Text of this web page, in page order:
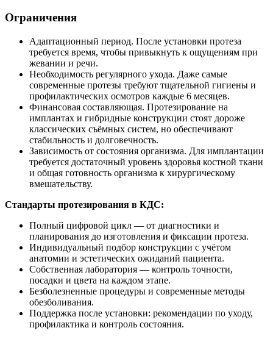
Ограничения
Адаптационный период. После установки протеза
требуется время, чтобы привыкнуть к ощущениям при
жевании и речи.
Необходимость регулярного ухода. Даже самые
современные протезы требуют тщательной гигиены и
профилактических осмотров каждые 6 месяцев.
Финансовая составляющая. Протезирование на
имплантах и гибридные конструкции стоят дороже
классических съёмных систем, но обеспечивают
стабильность и долговечность.
Зависимость от состояния организма. Для имплантации
требуется достаточный уровень здоровья костной ткани
и общая готовность организма к хирургическому
вмешательству.
Стандарты протезирования в КДС:
Полный цифровой цикл — от диагностики и
планирования до изготовления и фиксации протеза.
Индивидуальный подбор конструкции с учётом
анатомии и эстетических ожиданий пациента.
Собственная лаборатория — контроль точности,
посадки и цвета на каждом этапе.
Безболезненные процедуры и современные методы
обезболивания.
Поддержка после установки: рекомендации по уходу,
профилактика и контроль состояния.